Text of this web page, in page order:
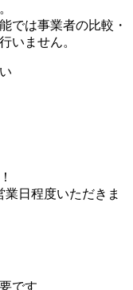
では事業者の比較・
いません。
日程度いただきま
です